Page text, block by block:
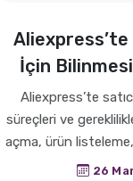
Aliexpress’te
İçin
Aliexpress’te
süreçleri ve
açma, ürün
26